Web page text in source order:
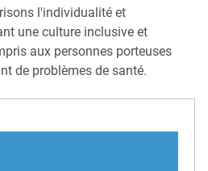
l'individualité et
une culture inclusive et
aux personnes porteuses
de problèmes de santé.